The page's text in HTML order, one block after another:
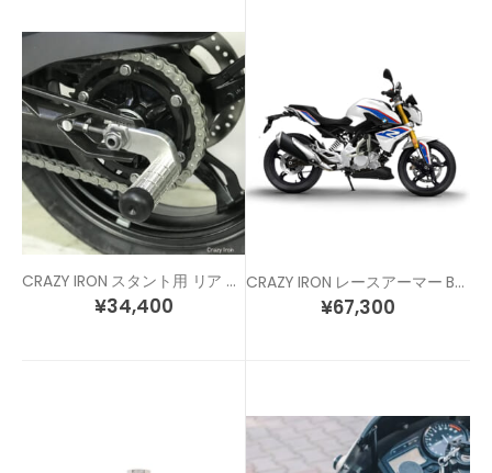
CRAZY IRON スタント用 リア アクスルスライダー G310R G310GS
¥34,400
CRAZY IRON レースアーマー BMW G310R
¥67,300